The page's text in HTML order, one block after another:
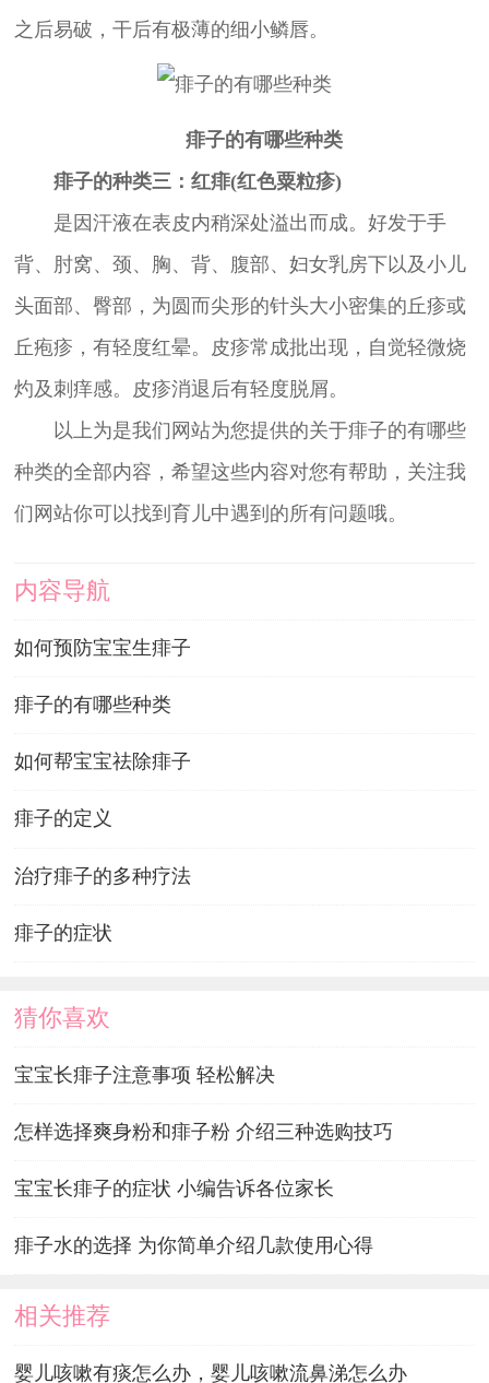
之后易破，干后有极薄的细小鳞唇。
痱子的有哪些种类
痱子的种类三：红痱(红色粟粒疹)
是因汗液在表皮内稍深处溢出而成。好发于手
背、肘窝、颈、胸、背、腹部、妇女乳房下以及小儿
头面部、臀部，为圆而尖形的针头大小密集的丘疹或
丘疱疹，有轻度红晕。皮疹常成批出现，自觉轻微烧
灼及刺痒感。皮疹消退后有轻度脱屑。
以上为是我们网站为您提供的关于痱子的有哪些
种类的全部内容，希望这些内容对您有帮助，关注我
们网站你可以找到育儿中遇到的所有问题哦。
内容导航
如何预防宝宝生痱子
痱子的有哪些种类
如何帮宝宝祛除痱子
痱子的定义
治疗痱子的多种疗法
痱子的症状
猜你喜欢
宝宝长痱子注意事项 轻松解决
怎样选择爽身粉和痱子粉 介绍三种选购技巧
宝宝长痱子的症状 小编告诉各位家长
痱子水的选择 为你简单介绍几款使用心得
相关推荐
婴儿咳嗽有痰怎么办，婴儿咳嗽流鼻涕怎么办